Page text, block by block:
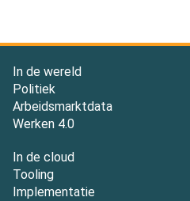
In de wereld
Politiek
Arbeidsmarktdata
Werken 4.0
In de cloud
Tooling
Implementatie